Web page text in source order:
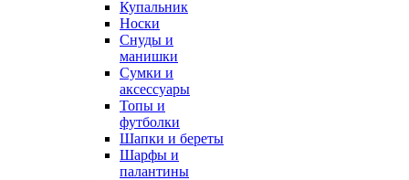
Купальник
Носки
Снуды и
манишки
Сумки и
аксессуары
Топы и
футболки
Шапки и береты
Шарфы и
палантины